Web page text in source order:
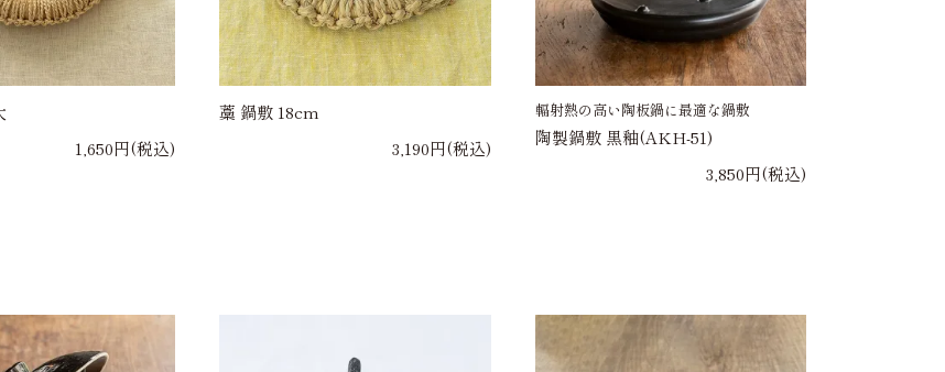
1,650円(税込)
藁 鍋敷 18cm
3,190円(税込)
輻射熱の高い陶板鍋に最適な鍋敷
陶製鍋敷 黒釉(AKH-51)
3,850円(税込)